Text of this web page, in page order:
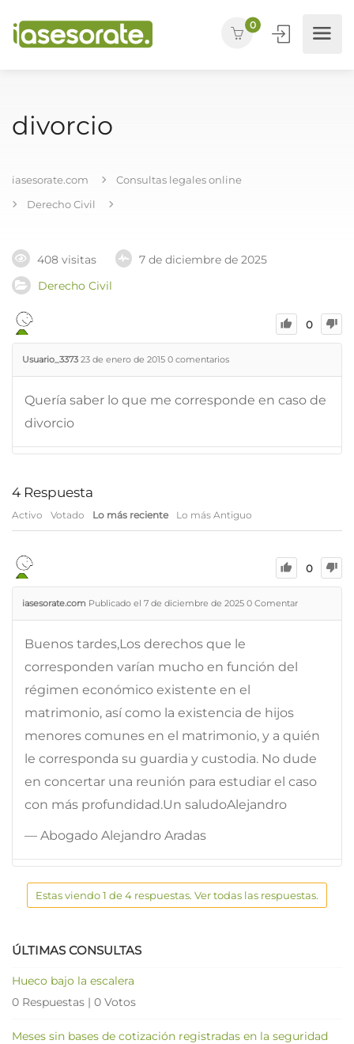
0
divorcio
iasesorate.com
Consultas legales online
Derecho Civil
408 visitas
7 de diciembre de 2025
Derecho Civil
0
Usuario_3373 23 de enero de 2015 0 comentarios
Quería saber lo que me corresponde en caso de
divorcio
4 Respuesta
Activo Votado Lo más reciente Lo más Antiguo
0
iasesorate.com Publicado el 7 de diciembre de 2025 0 Comentar
Buenos tardes,Los derechos que le
corresponden varían mucho en función del
régimen económico existente en el
matrimonio, así como la existencia de hijos
menores comunes en el matrimonio, y a quién
le corresponda su guardia y custodia. No dude
en concertar una reunión para estudiar el caso
con más profundidad.Un saludoAlejandro
— Abogado Alejandro Aradas
Estas viendo 1 de 4 respuestas. Ver todas las respuestas.
ÚLTIMAS CONSULTAS
Hueco bajo la escalera
0 Respuestas | 0 Votos
Meses sin bases de cotización registradas en la seguridad